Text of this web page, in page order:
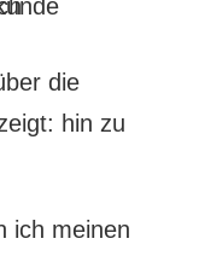
die
hin zu
ich meinen